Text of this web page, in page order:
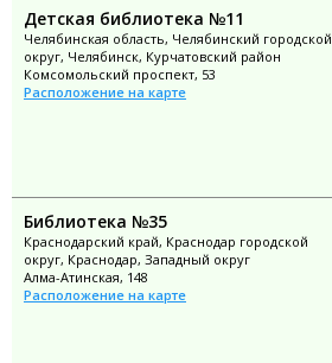
Детская библиотека №11
Челябинская область, Челябинский городской
округ, Челябинск, Курчатовский район
Комсомольский проспект, 53
Расположение на карте
Библиотека №35
Краснодарский край, Краснодар городской
округ, Краснодар, Западный округ
Алма-Атинская, 148
Расположение на карте